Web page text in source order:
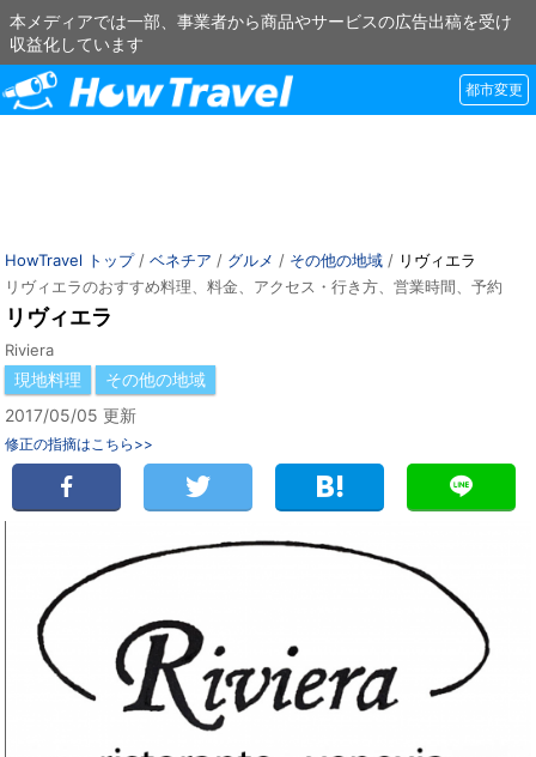
本メディアでは一部、事業者から商品やサービスの広告出稿を受け
収益化しています
都市変更
HowTravel トップ/ ベネチア / グルメ / その他の地域 / リヴィエラ
リヴィエラのおすすめ料理、料金、アクセス・行き方、営業時間、予約
リヴィエラ
Riviera
現地料理
その他の地域
2017/05/05 更新
修正の指摘はこちら>>